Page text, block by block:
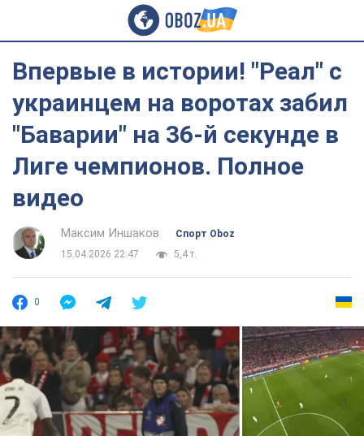
Впервые в истории! "Реал" с
украинцем на воротах забил
"Баварии" на 36-й секунде в
Лиге чемпионов. Полное
видео
Максим Иншаков
Спорт Oboz
15.04.2026 22:47
5,4 т.
0